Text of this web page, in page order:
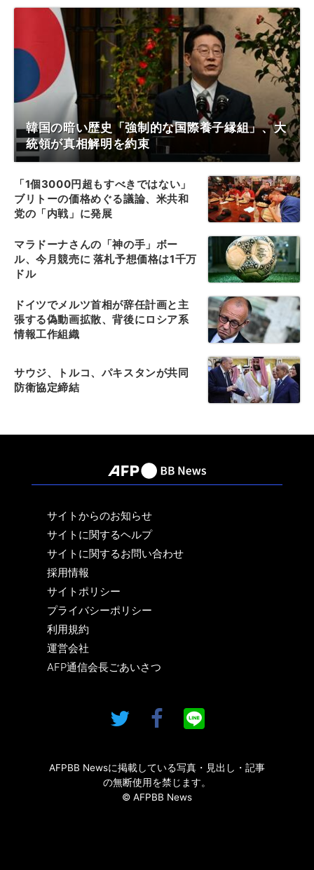
韓国の暗い歴史「強制的な国際養子縁組」、大
統領が真相解明を約束
「1個3000円超もすべきではない」
ブリトーの価格めぐる議論、米共和
党の「内戦」に発展
マラドーナさんの「神の手」ボー
ル、今月競売に 落札予想価格は1千万
ドル
ドイツでメルツ首相が辞任計画と主
張する偽動画拡散、背後にロシア系
情報工作組織
サウジ、トルコ、パキスタンが共同
防衛協定締結
サイトからのお知らせ
サイトに関するヘルプ
サイトに関するお問い合わせ
採用情報
サイトポリシー
プライバシーポリシー
利用規約
運営会社
AFP通信会長ごあいさつ
AFPBB Newsに掲載している写真・見出し・記事
の無断使用を禁じます。
© AFPBB News